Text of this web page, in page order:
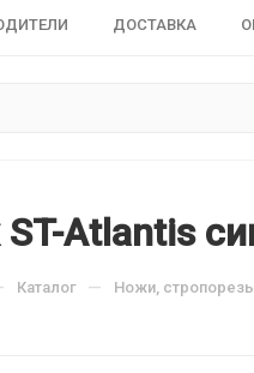
ДОСТАВКА
Atlantis
Каталог — Ножи,